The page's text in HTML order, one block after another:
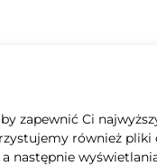
zapewnić Ci
również pliki
następnie